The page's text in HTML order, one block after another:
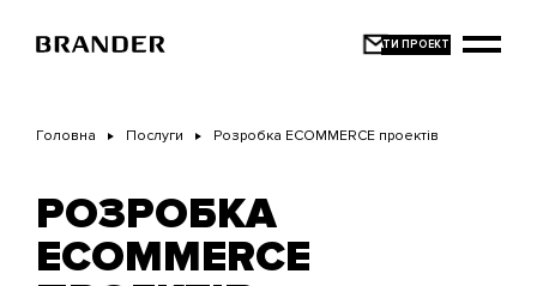
основного
Головна Послуги Розробка ECOMMERCE проектів
РОЗРОБКА
ECOMMERCE